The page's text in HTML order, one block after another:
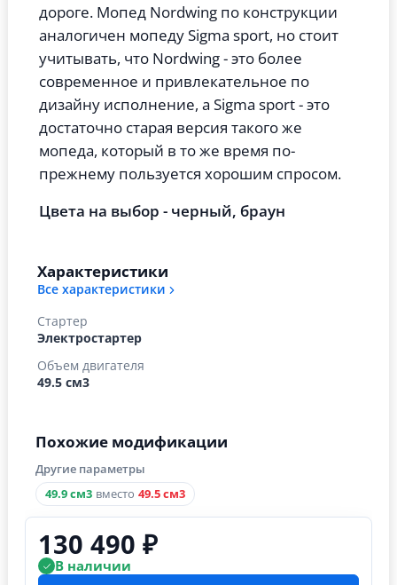
Похожие модификации
Другие параметры
49.9 см3 вместо 49.5 см3
дороге. Мопед Nordwing по конструкции
аналогичен мопеду Sigma sport, но стоит
учитывать, что Nordwing - это более
современное и привлекательное по
дизайну исполнение, а Sigma sport - это
достаточно старая версия такого же
мопеда, который в то же время по-
прежнему пользуется хорошим спросом.
Цвета на выбор - черный, браун
Характеристики
Все характеристики
Стартер
Электростартер
Объем двигателя
49.5 см3
130 490 ₽
В наличии